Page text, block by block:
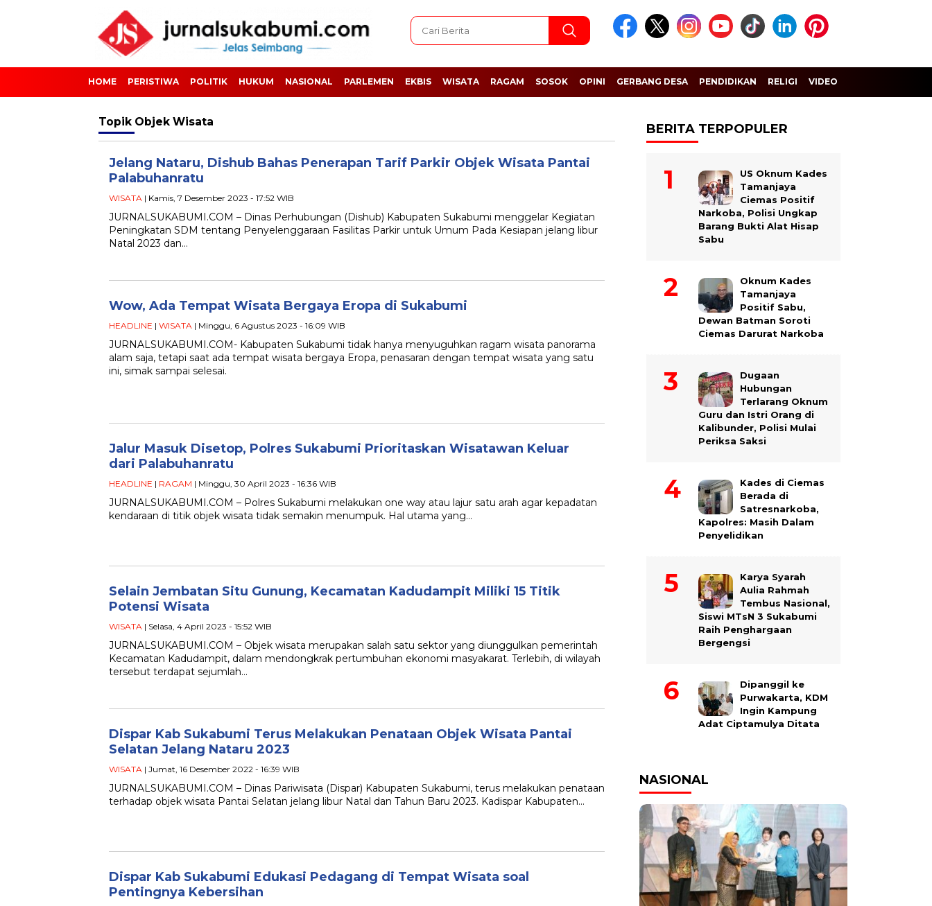
HOME PERISTIWA POLITIK HUKUM NASIONAL PARLEMEN EKBIS WISATA RAGAM SOSOK OPINI GERBANG DESA PENDIDIKAN RELIGI VIDEO
Topik Objek Wisata
Jelang Nataru, Dishub Bahas Penerapan Tarif Parkir Objek Wisata Pantai
Palabuhanratu
WISATA | Kamis, 7 Desember 2023 - 17:52 WIB
JURNALSUKABUMI.COM – Dinas Perhubungan (Dishub) Kabupaten Sukabumi menggelar Kegiatan
Peningkatan SDM tentang Penyelenggaraan Fasilitas Parkir untuk Umum Pada Kesiapan jelang libur
Natal 2023 dan…
Wow, Ada Tempat Wisata Bergaya Eropa di Sukabumi
HEADLINE | WISATA | Minggu, 6 Agustus 2023 - 16:09 WIB
JURNALSUKABUMI.COM- Kabupaten Sukabumi tidak hanya menyuguhkan ragam wisata panorama
alam saja, tetapi saat ada tempat wisata bergaya Eropa, penasaran dengan tempat wisata yang satu
ini, simak sampai selesai.
Jalur Masuk Disetop, Polres Sukabumi Prioritaskan Wisatawan Keluar
dari Palabuhanratu
HEADLINE | RAGAM | Minggu, 30 April 2023 - 16:36 WIB
JURNALSUKABUMI.COM – Polres Sukabumi melakukan one way atau lajur satu arah agar kepadatan
kendaraan di titik objek wisata tidak semakin menumpuk. Hal utama yang…
Selain Jembatan Situ Gunung, Kecamatan Kadudampit Miliki 15 Titik
Potensi Wisata
WISATA | Selasa, 4 April 2023 - 15:52 WIB
JURNALSUKABUMI.COM – Objek wisata merupakan salah satu sektor yang diunggulkan pemerintah
Kecamatan Kadudampit, dalam mendongkrak pertumbuhan ekonomi masyakarat. Terlebih, di wilayah
tersebut terdapat sejumlah…
Dispar Kab Sukabumi Terus Melakukan Penataan Objek Wisata Pantai
Selatan Jelang Nataru 2023
WISATA | Jumat, 16 Desember 2022 - 16:39 WIB
JURNALSUKABUMI.COM – Dinas Pariwisata (Dispar) Kabupaten Sukabumi, terus melakukan penataan
terhadap objek wisata Pantai Selatan jelang libur Natal dan Tahun Baru 2023. Kadispar Kabupaten…
Dispar Kab Sukabumi Edukasi Pedagang di Tempat Wisata soal
Pentingnya Kebersihan
BERITA TERPOPULER
US Oknum Kades
Tamanjaya
Ciemas Positif
Narkoba, Polisi Ungkap
Barang Bukti Alat Hisap
Sabu
Oknum Kades
Tamanjaya
Positif Sabu,
Dewan Batman Soroti
Ciemas Darurat Narkoba
Dugaan
Hubungan
Terlarang Oknum
Guru dan Istri Orang di
Kalibunder, Polisi Mulai
Periksa Saksi
Kades di Ciemas
Berada di
Satresnarkoba,
Kapolres: Masih Dalam
Penyelidikan
Karya Syarah
Aulia Rahmah
Tembus Nasional,
Siswi MTsN 3 Sukabumi
Raih Penghargaan
Bergengsi
Dipanggil ke
Purwakarta, KDM
Ingin Kampung
Adat Ciptamulya Ditata
NASIONAL